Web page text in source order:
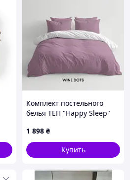
Комплект постельного
белья ТЕП "Happy Sleep"
50x70)
1 898 ₴
Купить